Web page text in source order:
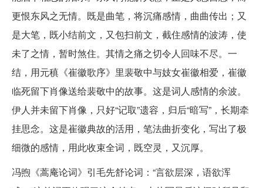
更恨东风之无情。既是曲笔，将沉痛感情，曲曲传出；又
是大笔，既小结前文，又包扫前文，截住感情的波涛，使
未了之情，暂时煞住。其情之痛之切令人回味不尽。一
结，用元稹《崔徽歌序》里裴敬中与妓女崔徽相爱，崔徽
临死留下肖像送给裴敬中的故事。这是词人感情的余波。
伊人并未留下肖像，只好“记取”遗容，归后“暗写”，长期牵
挂思念。这是崔徽典故的活用，笔法曲折变化，写出了极
细微的感情，用此收束全词，既空灵，又沉厚。
冯煦《蒿庵论词》引毛先舒论词：“言欲层深，语欲浑